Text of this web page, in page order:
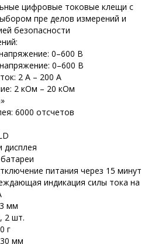
цифровые токовые клещи с
пре делов измерений и
безопасности
0–600 В
0–600 В
2 А – 200 А
2 кОм – 20 кОм
6000 отсчетов
дисплея
питания через 15 минут
индикация силы тока на
мм
2 шт.
г
мм